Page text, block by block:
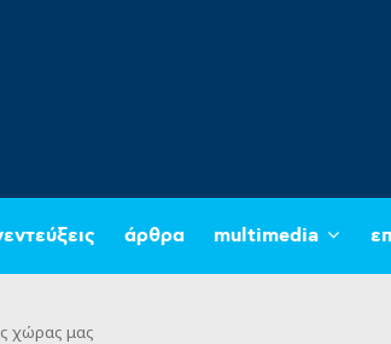
άρθρα multimedia
χώρας μας